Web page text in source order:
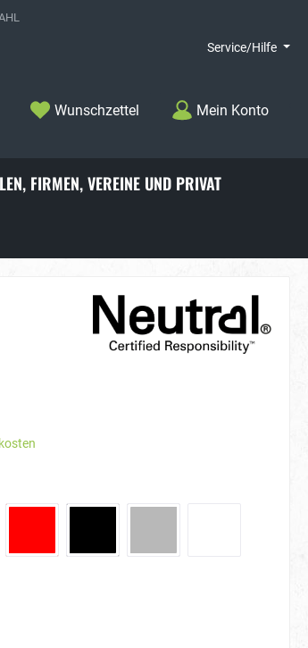
Service/Hilfe
Wunschzettel Mein Konto
FIRMEN, VEREINE UND PRIVAT
Badelatschen